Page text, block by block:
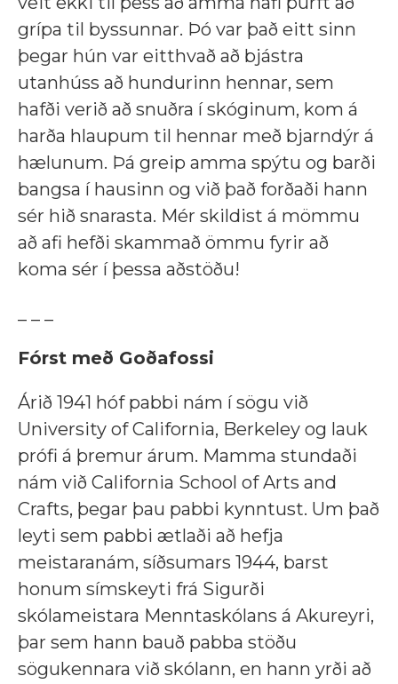
grípa til byssunnar. Þó var það eitt sinn
þegar hún var eitthvað að bjástra
utanhúss að hundurinn hennar, sem
hafði verið að snuðra í skóginum, kom á
harða hlaupum til hennar með bjarndýr á
hælunum. Þá greip amma spýtu og barði
bangsa í hausinn og við það forðaði hann
sér hið snarasta. Mér skildist á mömmu
að afi hefði skammað ömmu fyrir að
koma sér í þessa aðstöðu!
Fórst með Goðafossi
Árið 1941 hóf pabbi nám í sögu við
University of California, Berkeley og lauk
prófi á þremur árum. Mamma stundaði
nám við California School of Arts and
Crafts, þegar þau pabbi kynntust. Um það
leyti sem pabbi ætlaði að hefja
meistaranám, síðsumars 1944, barst
honum símskeyti frá Sigurði
skólameistara Menntaskólans á Akureyri,
þar sem hann bauð pabba stöðu
sögukennara við skólann, en hann yrði að